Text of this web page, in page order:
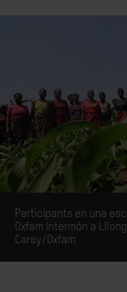
Participants en una
Oxfam Intermón a
Carey/Oxfam